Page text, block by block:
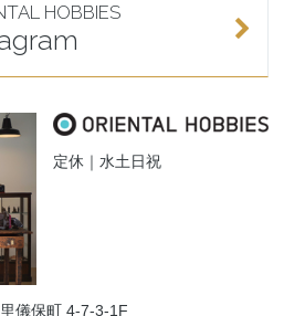
HOBBIES
定休｜水土日祝
儀保町 4-7-3-1F